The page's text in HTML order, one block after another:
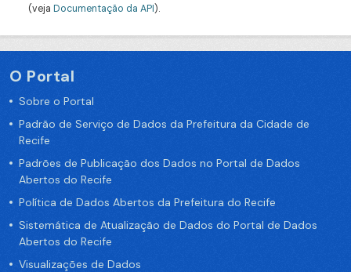
(veja Documentação da API).
O Portal
Sobre o Portal
Padrão de Serviço de Dados da Prefeitura da Cidade de
Recife
Padrões de Publicação dos Dados no Portal de Dados
Abertos do Recife
Política de Dados Abertos da Prefeitura do Recife
Sistemática de Atualização de Dados do Portal de Dados
Abertos do Recife
Visualizações de Dados